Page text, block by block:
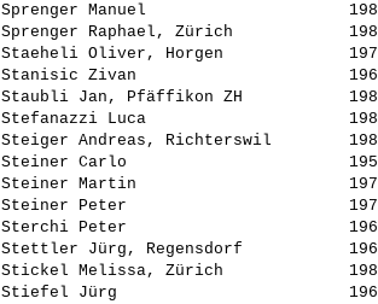
Sprenger Manuel
Sprenger Raphael, Zürich
Staeheli Oliver, Horgen
Stanisic Zivan
Staubli Jan, Pfäffikon ZH
Stefanazzi Luca
Steiger Andreas, Richterswil
Steiner Carlo
Steiner Martin
Steiner Peter
Sterchi Peter
Stettler Jürg, Regensdorf
Stickel Melissa, Zürich
Stiefel Jürg